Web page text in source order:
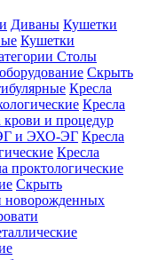
Диваны Кушетки
Кушетки
Столы
Скрыть
Кресла
Кресла
крови и процедур
и ЭХО-ЭГ Кресла
Кресла
проктологические
Скрыть
новорожденных